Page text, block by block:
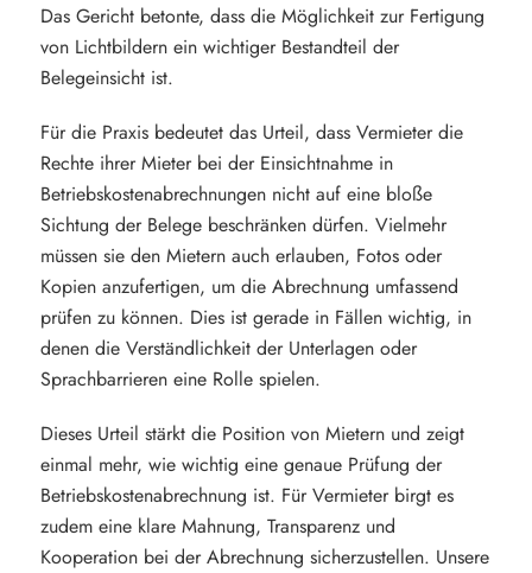
Das Gericht betonte, dass die Möglichkeit zur Fertigung
von Lichtbildern ein wichtiger Bestandteil der
Belegeinsicht ist.
Für die Praxis bedeutet das Urteil, dass Vermieter die
Rechte ihrer Mieter bei der Einsichtnahme in
Betriebskostenabrechnungen nicht auf eine bloße
Sichtung der Belege beschränken dürfen. Vielmehr
müssen sie den Mietern auch erlauben, Fotos oder
Kopien anzufertigen, um die Abrechnung umfassend
prüfen zu können. Dies ist gerade in Fällen wichtig, in
denen die Verständlichkeit der Unterlagen oder
Sprachbarrieren eine Rolle spielen.
Dieses Urteil stärkt die Position von Mietern und zeigt
einmal mehr, wie wichtig eine genaue Prüfung der
Betriebskostenabrechnung ist. Für Vermieter birgt es
zudem eine klare Mahnung, Transparenz und
Kooperation bei der Abrechnung sicherzustellen. Unsere